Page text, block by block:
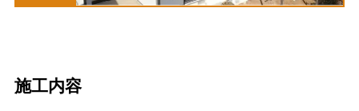
施工内容